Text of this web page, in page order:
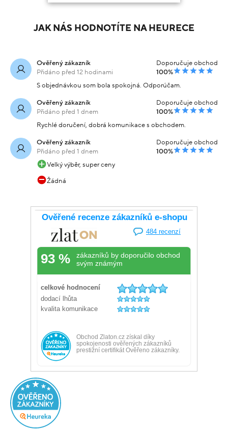
JAK NÁS HODNOTÍTE NA HEURECE
Ověřený zákazník
Přidáno před 12 hodinami
Doporučuje obchod
100%
S objednávkou som bola spokojná. Odporúčam.
Ověřený zákazník
Přidáno před 1 dnem
Doporučuje obchod
100%
Rychlé doručení, dobrá komunikace s obchodem.
Ověřený zákazník
Přidáno před 1 dnem
Doporučuje obchod
100%
Velký výběr, super ceny
Žádná